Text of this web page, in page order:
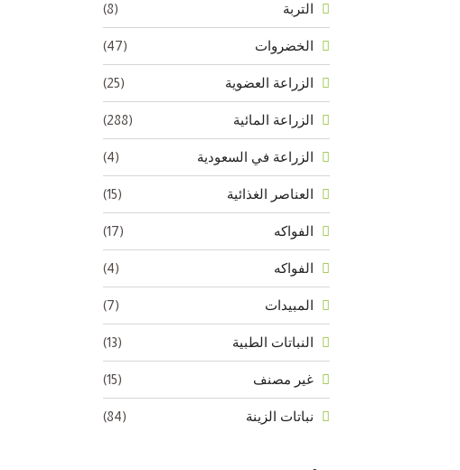
التربة (8)
الخضروات (47)
الزراعة العضوية (25)
الزراعة المائية (288)
الزراعة في السعودية (4)
العناصر الغذائية (15)
الفواكه (17)
الفواكه (4)
المبيدات (7)
النباتات الطبية (13)
غير مصنف (15)
نباتات الزينة (84)